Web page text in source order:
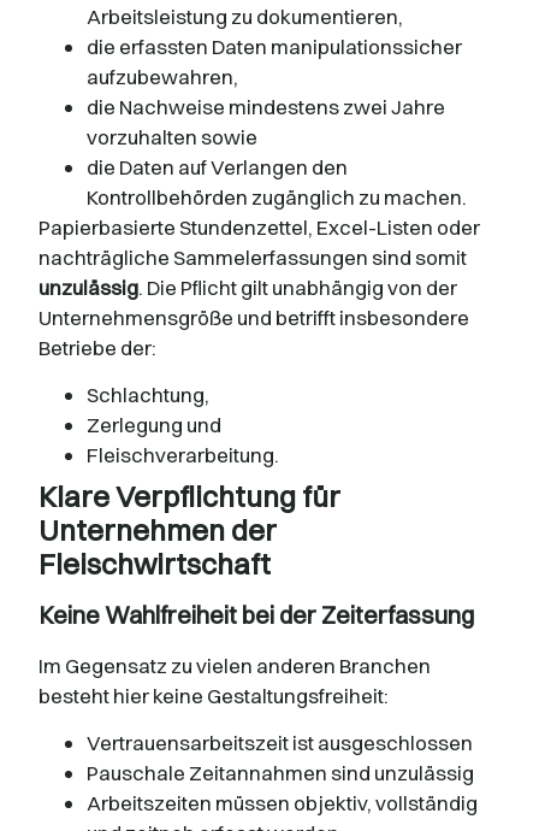
Arbeitsleistung zu dokumentieren,
die erfassten Daten manipulationssicher
aufzubewahren,
die Nachweise mindestens zwei Jahre
vorzuhalten sowie
die Daten auf Verlangen den
Kontrollbehörden zugänglich zu machen.
Papierbasierte Stundenzettel, Excel-Listen oder
nachträgliche Sammelerfassungen sind somit
unzulässig. Die Pflicht gilt unabhängig von der
Unternehmensgröße und betrifft insbesondere
Betriebe der:
Schlachtung,
Zerlegung und
Fleischverarbeitung.
Klare Verpflichtung für
Unternehmen der
Fleischwirtschaft
Keine Wahlfreiheit bei der Zeiterfassung
Im Gegensatz zu vielen anderen Branchen
besteht hier keine Gestaltungsfreiheit:
Vertrauensarbeitszeit ist ausgeschlossen
Pauschale Zeitannahmen sind unzulässig
Arbeitszeiten müssen objektiv, vollständig